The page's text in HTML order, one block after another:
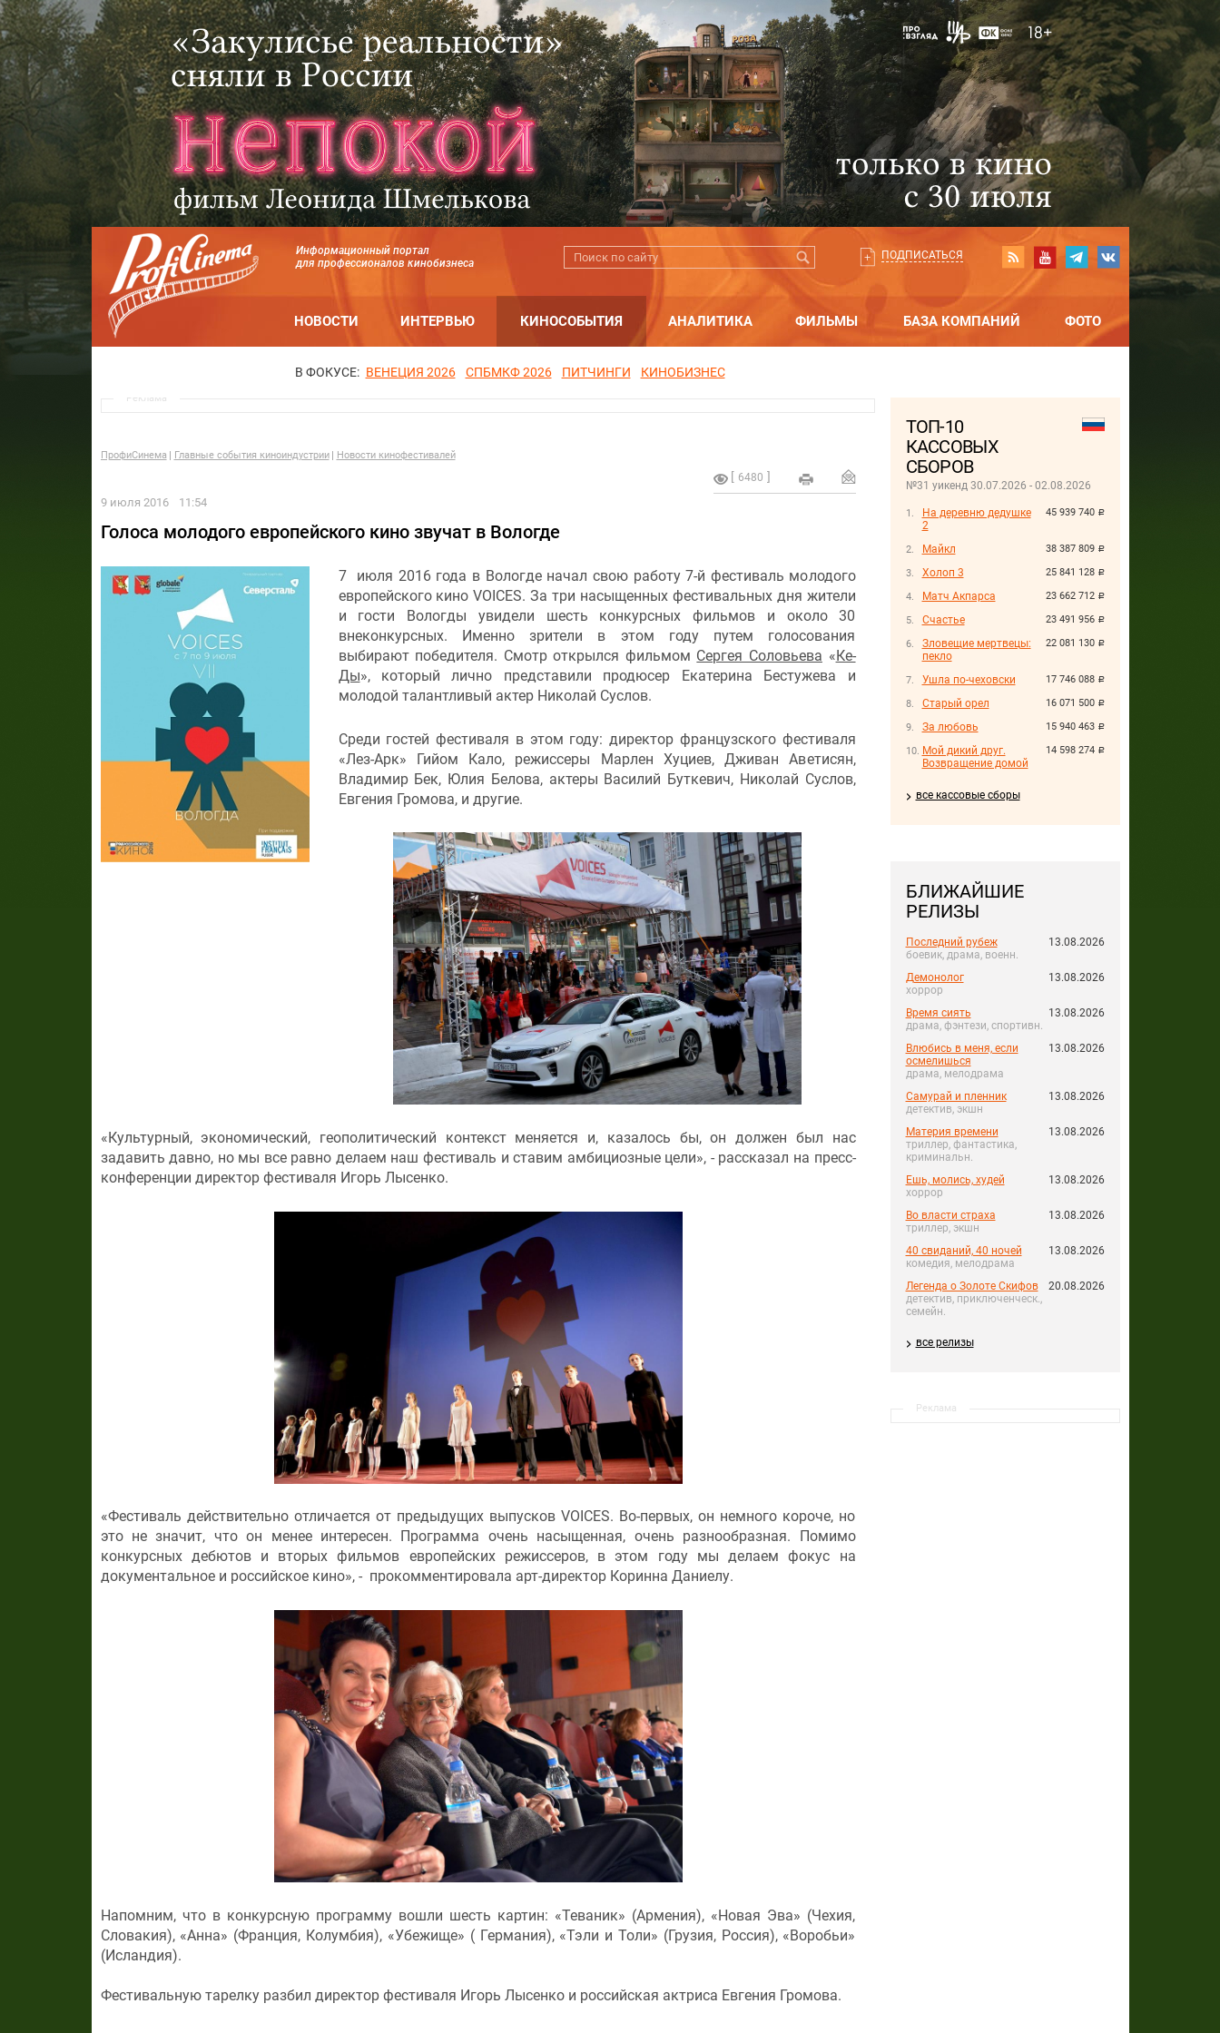
Информационный портал
для профессионалов кинобизнеса
ПОДПИСАТЬСЯ
НОВОСТИ ИНТЕРВЬЮ КИНОСОБЫТИЯ АНАЛИТИКА ФИЛЬМЫ БАЗА КОМПАНИЙ ФОТО
В ФОКУСЕ: ВЕНЕЦИЯ 2026 СПБМКФ 2026 ПИТЧИНГИ КИНОБИЗНЕС
ТОП-10
КАССОВЫХ
СБОРОВ
№31 уикенд 30.07.2026 - 02.08.2026
45 939 740 руб.
На деревню дедушке
2
38 387 809 руб.
Майкл
25 841 128 руб.
Холоп 3
23 662 712 руб.
Матч Акпарса
23 491 956 руб.
Счастье
22 081 130 руб.
Зловещие мертвецы:
пекло
17 746 088 руб.
Ушла по-чеховски
16 071 500 руб.
Старый орел
15 940 463 руб.
За любовь
14 598 274 руб.
Мой дикий друг.
Возвращение домой
все кассовые сборы
БЛИЖАЙШИЕ
РЕЛИЗЫ
Последний рубеж
боевик, драма, военн.
13.08.2026
Демонолог
хоррор
13.08.2026
Время сиять
драма, фэнтези, спортивн.
13.08.2026
Влюбись в меня, если
осмелишься
драма, мелодрама
13.08.2026
Самурай и пленник
детектив, экшн
13.08.2026
Материя времени
триллер, фантастика,
криминальн.
13.08.2026
Ешь, молись, худей
хоррор
13.08.2026
Во власти страха
триллер, экшн
13.08.2026
40 свиданий, 40 ночей
комедия, мелодрама
13.08.2026
Легенда о Золоте Скифов
детектив, приключенческ.,
семейн.
20.08.2026
все релизы
Реклама
Реклама
ПрофиСинема Главные события киноиндустрии Новости кинофестивалей
6480
9 июля 2016 11:54
Голоса молодого европейского кино звучат в Вологде
7 июля 2016 года в Вологде начал свою работу 7-й фестиваль молодого
европейского кино VOICES. За три насыщенных фестивальных дня жители
и гости Вологды увидели шесть конкурсных фильмов и около 30
внеконкурсных. Именно зрители в этом году путем голосования
выбирают победителя. Смотр открылся фильмом Сергея Соловьева «Ке-
Ды», который лично представили продюсер Екатерина Бестужева и
молодой талантливый актер Николай Суслов.
Среди гостей фестиваля в этом году: директор французского фестиваля
«Лез-Арк» Гийом Кало, режиссеры Марлен Хуциев, Дживан Аветисян,
Владимир Бек, Юлия Белова, актеры Василий Буткевич, Николай Суслов,
Евгения Громова, и другие.
«Культурный, экономический, геополитический контекст меняется и, казалось бы, он должен был нас
задавить давно, но мы все равно делаем наш фестиваль и ставим амбициозные цели», - рассказал на пресс-
конференции директор фестиваля Игорь Лысенко.
«Фестиваль действительно отличается от предыдущих выпусков VOICES. Во-первых, он немного короче, но
это не значит, что он менее интересен. Программа очень насыщенная, очень разнообразная. Помимо
конкурсных дебютов и вторых фильмов европейских режиссеров, в этом году мы делаем фокус на
документальное и российское кино», - прокомментировала арт-директор Коринна Даниелу.
Напомним, что в конкурсную программу вошли шесть картин: «Теваник» (Армения), «Новая Эва» (Чехия,
Словакия), «Анна» (Франция, Колумбия), «Убежище» ( Германия), «Тэли и Толи» (Грузия, Россия), «Воробьи»
(Исландия).
Фестивальную тарелку разбил директор фестиваля Игорь Лысенко и российская актриса Евгения Громова.